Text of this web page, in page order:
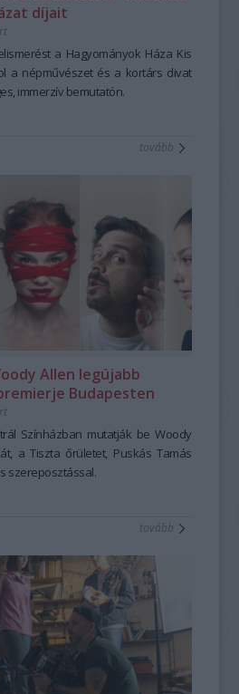
díjait
a Hagyományok Háza Kis
a népművészet és a kortárs divat
immerzív bemutatón.
tovább
Allen legújabb
Budapesten
Színházban mutatják be Woody
aTiszta őrületet, Puskás Tamás
szereposztással.
tovább